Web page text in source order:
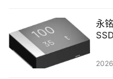
利用2Gbps光纤通道的
的传输距离。
Simbolo 29520内共
永